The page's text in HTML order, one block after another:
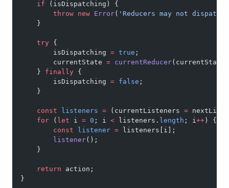
    if
(isDispatching) {
        throw
new Error( 'Reducers may not
    }
    try
{
        isDispatching
= true ;
        currentState
= currentReducer
    }
finally {
        isDispatching
= false ;
    }
    const
listeners = (currentListeners =
    for
( let i = 0 ; i < listeners. length ; i++ ) {
        const
listener = listeners[i];
        listener
();
    }
    return
action;
}